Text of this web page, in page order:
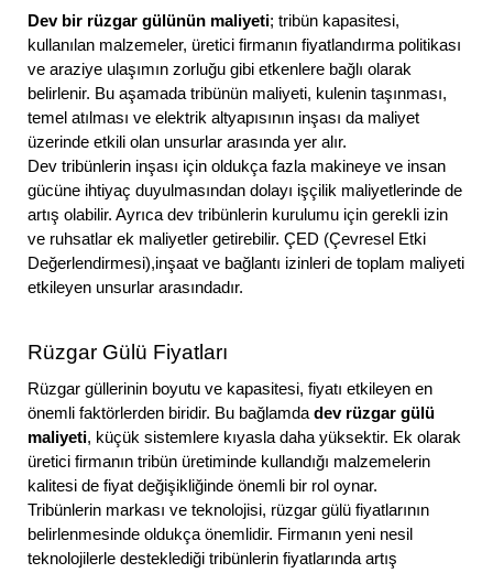
Dev bir rüzgar gülünün maliyeti; tribün kapasitesi,
kullanılan malzemeler, üretici firmanın fiyatlandırma politikası
ve araziye ulaşımın zorluğu gibi etkenlere bağlı olarak
belirlenir. Bu aşamada tribünün maliyeti, kulenin taşınması,
temel atılması ve elektrik altyapısının inşası da maliyet
üzerinde etkili olan unsurlar arasında yer alır.
Dev tribünlerin inşası için oldukça fazla makineye ve insan
gücüne ihtiyaç duyulmasından dolayı işçilik maliyetlerinde de
artış olabilir. Ayrıca dev tribünlerin kurulumu için gerekli izin
ve ruhsatlar ek maliyetler getirebilir. ÇED (Çevresel Etki
Değerlendirmesi),inşaat ve bağlantı izinleri de toplam maliyeti
etkileyen unsurlar arasındadır.
Rüzgar Gülü Fiyatları
Rüzgar güllerinin boyutu ve kapasitesi, fiyatı etkileyen en
önemli faktörlerden biridir. Bu bağlamda dev rüzgar gülü
maliyeti, küçük sistemlere kıyasla daha yüksektir. Ek olarak
üretici firmanın tribün üretiminde kullandığı malzemelerin
kalitesi de fiyat değişikliğinde önemli bir rol oynar.
Tribünlerin markası ve teknolojisi, rüzgar gülü fiyatlarının
belirlenmesinde oldukça önemlidir. Firmanın yeni nesil
teknolojilerle desteklediği tribünlerin fiyatlarında artış